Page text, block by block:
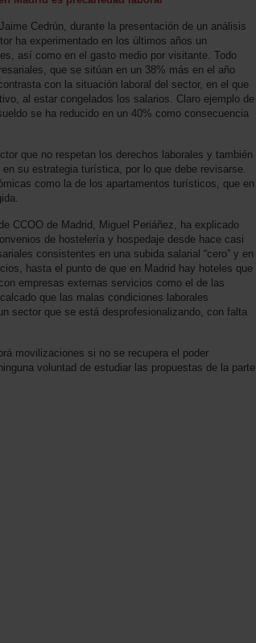
Cedrún, durante la presentación de un análisis
ha experimentado en los últimos años un
así como en el gasto medio por visitante. Todo
que se sitúan en un 38% más en el año
con la situación laboral del sector, en el que
al estar congelados los salarios. Claro ejemplo de
se ha reducido en un 40% como consecuencia
que no respetan los derechos laborales y también
su estrategia turística, por lo que debe revisarse.
como la de los apartamentos turísticos, que en
CCOO de Madrid, Miguel Periáñez, ha explicado
de hostelería y hospedaje desde hace casi
consistentes en una subida salarial “cero” y en
hasta el punto de que en Madrid hay hoteles que
empresas externas servicios como el de las
que las malas condiciones laborales
sector que se está desprofesionalizando, con falta
movilizaciones si no se recupera el poder
voluntad de estudiar las propuestas de la parte